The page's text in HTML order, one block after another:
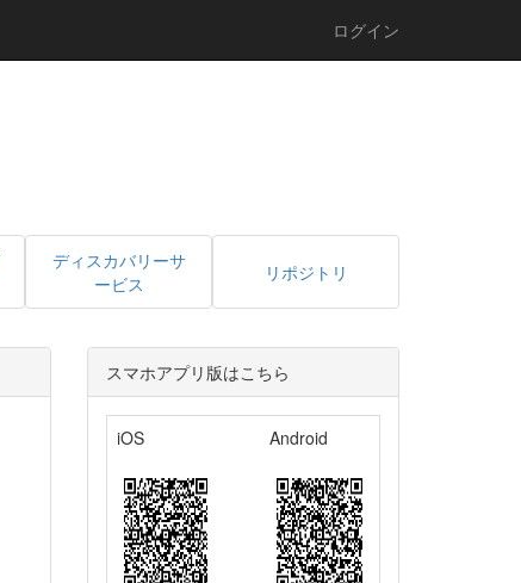
ログイン
ディスカバリーサ
ービス
リポジトリ
スマホアプリ版はこちら
iOS Android